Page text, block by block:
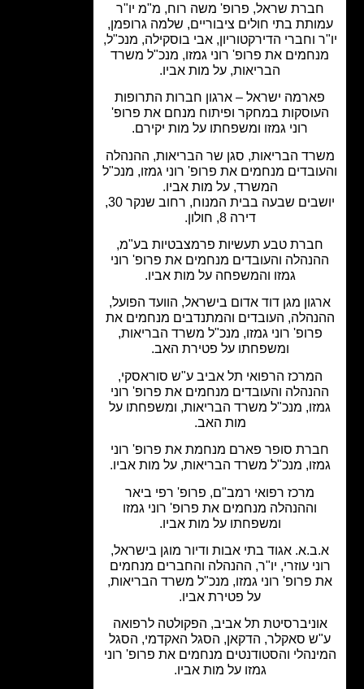
שראל, פרופ' משה רוח, מ"מ יו"ר
בתי חולים ציבוריים, שלמה גרופמן,
וחברי הדירקטוריון, אבי בוסקילה, מנכ"ל,
את פרופ' רוני גמזו, מנכ"ל משרד
הבריאות, על מות אביו.
ישראל – ארגון חברות התרופות
במחקר ופיתוח מנחם את פרופ'
רוני גמזו ומשפחתו על מות יקירם.
הבריאות, סגן שר הבריאות, ההנהלה
מנחמים את פרופ' רוני גמזו, מנכ"ל
המשרד, על מות אביו.
יושבים שבעה בבית המנוח, רחוב שנקר 30,
טבע תעשיות פרמצבטיות בע"מ,
והעובדים מנחמים את פרופ' רוני
גמזו והמשפחה על מות אביו.
מגן דוד אדום בישראל, הוועד הפועל,
העובדים והמתנדבים מנחמים את
פרופ' רוני גמזו, מנכ"ל משרד הבריאות,
ומשפחתו על פטירת האב.
המרכז הרפואי תל אביב ע"ש סוראסקי,
והעובדים מנחמים את פרופ' רוני
מנכ"ל משרד הבריאות, ומשפחתו על
מות האב.
סופר פארם מנחמת את פרופ' רוני
מנכ"ל משרד הבריאות, על מות אביו.
מרכז רפואי רמב"ם, פרופ' רפי ביאר
וההנהלה מנחמים את פרופ' רוני גמזו
ומשפחתו על מות אביו.
אגוד בתי אבות ודיור מוגן בישראל,
עוזרי, יו"ר, ההנהלה והחברים מנחמים
פרופ' רוני גמזו, מנכ"ל משרד הבריאות,
על פטירת אביו.
תל אביב, הפקולטה לרפואה
סאקלר, הדקאן, הסגל האקדמי, הסגל
והסטודנטים מנחמים את פרופ' רוני
גמזו על מות אביו.